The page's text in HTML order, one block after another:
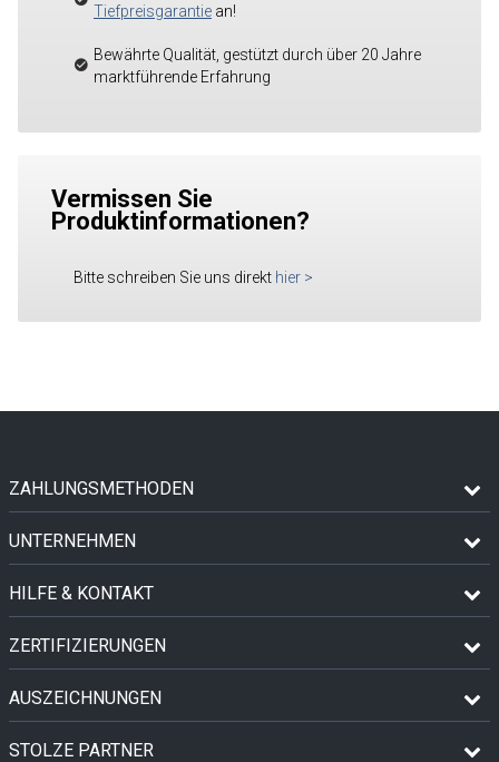
Tiefpreisgarantie an!
Bewährte Qualität, gestützt durch über 20 Jahre
marktführende Erfahrung
Vermissen Sie
Produktinformationen?
Bitte schreiben Sie uns direkt hier >
ZAHLUNGSMETHODEN
UNTERNEHMEN
HILFE & KONTAKT
ZERTIFIZIERUNGEN
AUSZEICHNUNGEN
STOLZE PARTNER